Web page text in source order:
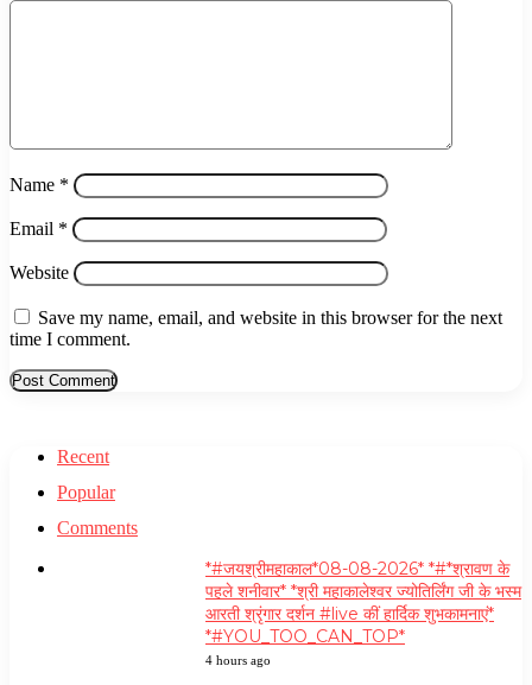
Name *
Email *
Website
Save my name, email, and website in this browser for the next
time I comment.
Recent
Popular
Comments
*#जयश्रीमहाकाल*08-08-2026* *#*श्रावण के
पहले शनीवार* *श्री महाकालेश्वर ज्योतिर्लिंग जी के भस्म
आरती श्रृंगार दर्शन #live कीं हार्दिक शुभकामनाएं*
*#YOU_TOO_CAN_TOP*
4 hours ago